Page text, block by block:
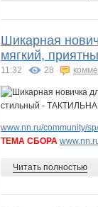
Шикарная
мягкий,
11:32 28
www.nn.ru/community/
ТЕМА СБОРА
Читать полностью